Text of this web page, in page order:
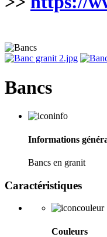
Bancs
Informations
Bancs en granit
Caractéristiques
Couleurs